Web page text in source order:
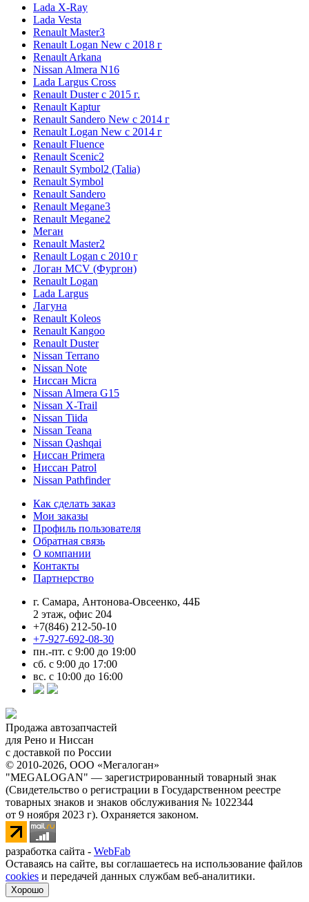
Lada X-Ray
Lada Vesta
Renault Master3
Renault Logan New с 2018 г
Renault Arkana
Nissan Almera N16
Lada Largus Cross
Renault Duster с 2015 г.
Renault Kaptur
Renault Sandero New с 2014 г
Renault Logan New с 2014 г
Renault Fluence
Renault Scenic2
Renault Symbol2 (Talia)
Renault Symbol
Renault Sandero
Renault Megane3
Renault Megane2
Меган
Renault Master2
Renault Logan c 2010 г
Логан МСV (Фургон)
Renault Logan
Lada Largus
Лагуна
Renault Koleos
Renault Kangoo
Renault Duster
Nissan Terrano
Nissan Note
Ниссан Micra
Nissan Almera G15
Nissan X-Trail
Nissan Tiida
Nissan Teana
Nissan Qashqai
Ниссан Primera
Ниссан Patrol
Nissan Pathfinder
Как сделать заказ
Мои заказы
Профиль пользователя
Обратная связь
О компании
Контакты
Партнерство
г. Самара, Антонова-Овсеенко, 44Б
2 этаж, офис 204
+7(846) 212-50-10
+7-927-692-08-30
пн.-пт. с 9:00 до 19:00
сб. с 9:00 до 17:00
вс. с 10:00 до 16:00
Продажа автозапчастей
для Рено и Ниссан
с доставкой по России
© 2010-2026, ООО «Мегалоган»
"MEGALOGAN" — зарегистрированный товарный знак
(Свидетельство о регистрации в Государственном реестре
товарных знаков и знаков обслуживания № 1022344
от 9 ноября 2023 г). Охраняется законом.
разработка сайта - WebFab
Оставаясь на сайте, вы соглашаетесь на использование файлов
cookies и передачей данных службам веб-аналитики.
Хорошо